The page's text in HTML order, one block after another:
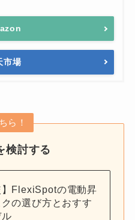
市場
ら！
検討する
】FlexiSpotの電動昇
の選び方とおすす